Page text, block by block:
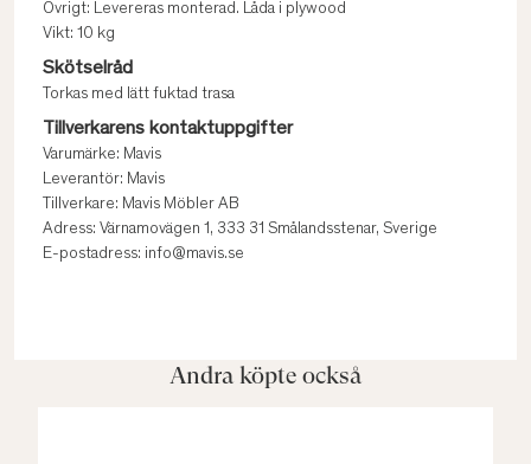
Övrigt: Levereras monterad. Låda i plywood
Vikt: 10 kg
Skötselråd
Torkas med lätt fuktad trasa
Tillverkarens kontaktuppgifter
Varumärke: Mavis
Leverantör: Mavis
Tillverkare: Mavis Möbler AB
Adress: Värnamovägen 1, 333 31 Smålandsstenar, Sverige
E-postadress: info@mavis.se
Andra köpte också